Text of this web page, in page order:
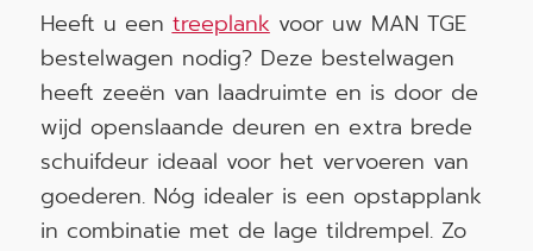
Heeft u eentreeplankvoor uw MAN TGE
bestelwagen nodig? Deze bestelwagen
heeft zeeën van laadruimte en is door de
wijd openslaande deuren en extra brede
schuifdeur ideaal voor het vervoeren van
goederen. Nóg idealer is een opstapplank
in combinatie met de lage tildrempel. Zo